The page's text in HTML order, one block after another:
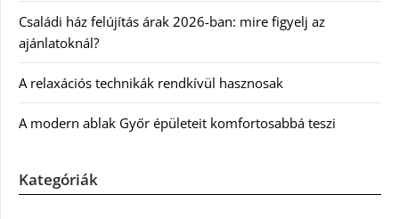
Családi ház felújítás árak 2026-ban: mire figyelj az
ajánlatoknál?
A relaxációs technikák rendkívül hasznosak
A modern ablak Győr épületeit komfortosabbá teszi
Kategóriák